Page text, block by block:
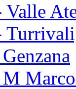
Valle